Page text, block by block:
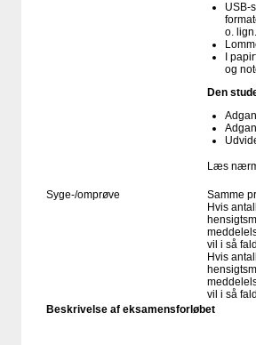
USB-
o.
I
og
Den
Læs
Syge-/omprøve
Samme
Hvis
vil i så
Hvis
vil i så
Beskrivelse af eksamensforløbet